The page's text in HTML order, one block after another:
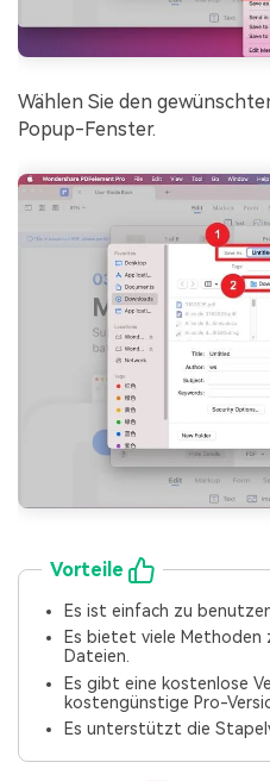
Wählen Sie den
Popup-Fenster.
Vorteile
Es ist einfach zu
Es bietet viele Methoden
Dateien.
Es gibt eine kostenlose
kostengünstige Pro-
Es unterstützt die